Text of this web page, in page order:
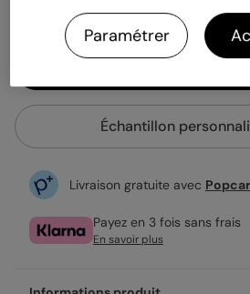
Échantillon
Livraison gratuite avec
Payez en 3 fois sans frais
En savoir plus
Paramétrer